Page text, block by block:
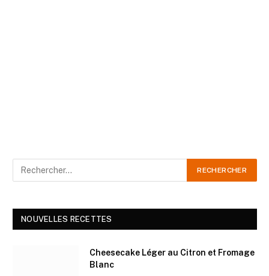
NOUVELLES RECETTES
Cheesecake Léger au Citron et Fromage
Blanc